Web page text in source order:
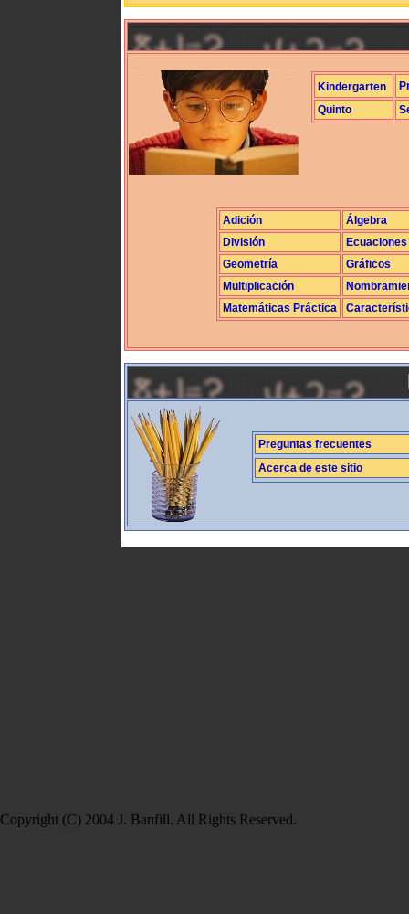
Kindergarten
Quinto
Adición
Álgebra
División
Ecuaciones
Geometría
Gráficos
Multiplicación
Matemáticas Práctica
Preguntas frecuentes
Acerca de este sitio
Copyright (C) 2004 J. Banfill. All Rights Reserved.